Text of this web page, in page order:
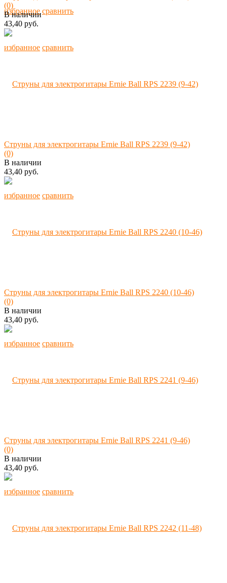
избранное сравнить
избранное сравнить
(0)
В наличии
43,40 руб.
избранное сравнить
Струны для электрогитары Ernie Ball RPS 2239 (9-42)
(0)
В наличии
43,40 руб.
избранное сравнить
Струны для электрогитары Ernie Ball RPS 2240 (10-46)
(0)
В наличии
43,40 руб.
избранное сравнить
Струны для электрогитары Ernie Ball RPS 2241 (9-46)
(0)
В наличии
43,40 руб.